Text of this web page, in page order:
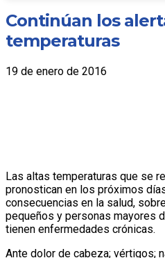
Continúan los
temperaturas
19 de enero de 2016
Las altas temperaturas que se
pronostican en los próximos
consecuencias en la salud,
pequeños y personas mayores
tienen enfermedades crónicas.
Ante dolor de cabeza; vértigos;